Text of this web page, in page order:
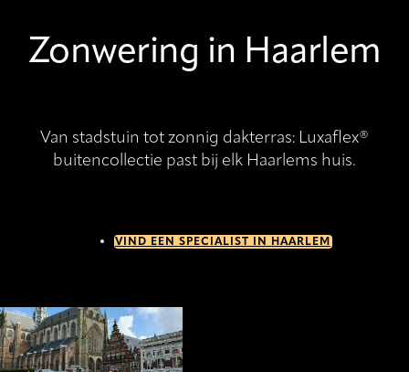
Zonwering in Haarlem
Van stadstuin tot zonnig dakterras: Luxaflex®
buitencollectie past bij elk Haarlems huis.
VIND EEN SPECIALIST IN HAARLEM